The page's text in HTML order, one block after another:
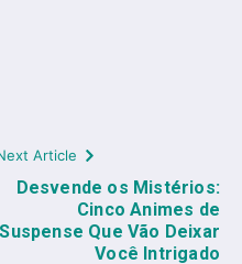
Article
Desvende os Mistérios:
Cinco Animes de
Suspense Que Vão Deixar
Você Intrigado